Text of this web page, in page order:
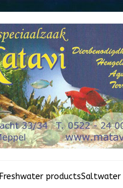
Freshwater productsSaltwater